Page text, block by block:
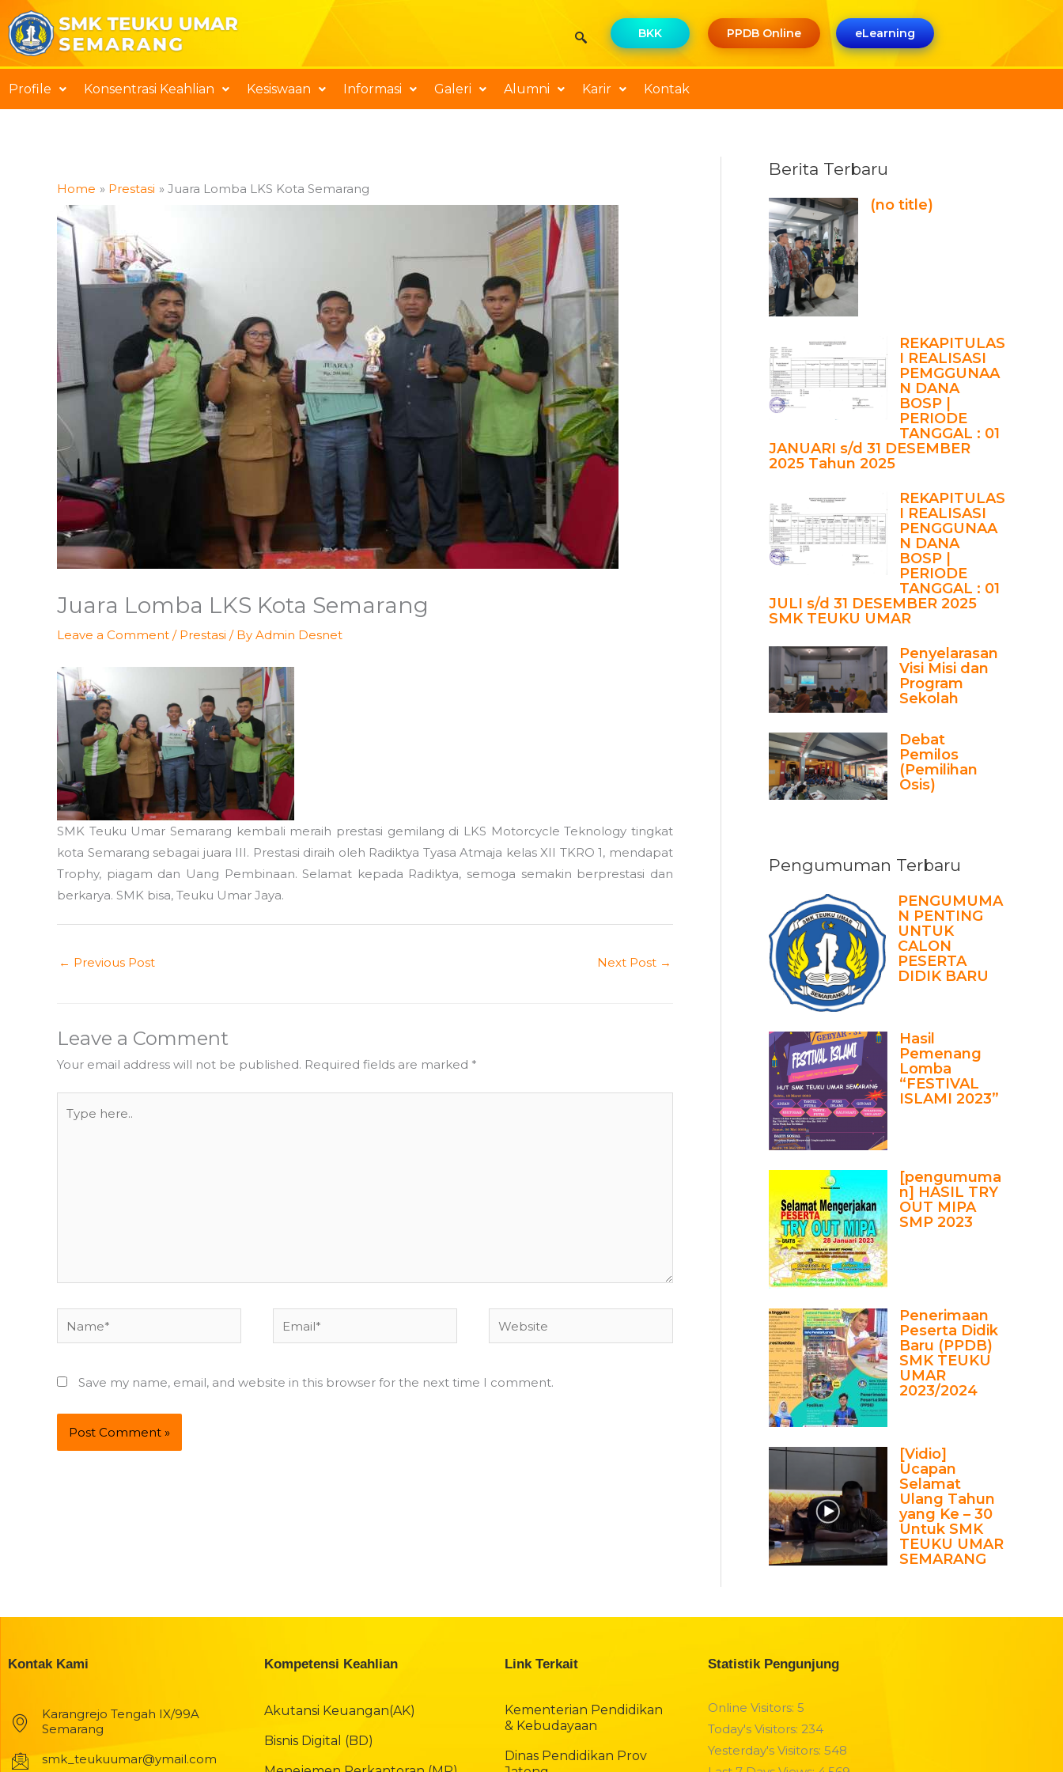
Skip
to
content
BKK PPDB Online eLearning
Profile Konsentrasi Keahlian Kesiswaan Informasi Galeri Alumni Karir Kontak
Home Prestasi Juara Lomba LKS Kota Semarang
Juara Lomba LKS Kota Semarang
Leave a Comment / Prestasi / By Admin Desnet
SMK Teuku Umar Semarang kembali meraih prestasi gemilang di LKS Motorcycle Teknology tingkat
kota Semarang sebagai juara III. Prestasi diraih oleh Radiktya Tyasa Atmaja kelas XII TKRO 1, mendapat
Trophy, piagam dan Uang Pembinaan. Selamat kepada Radiktya, semoga semakin berprestasi dan
berkarya. SMK bisa, Teuku Umar Jaya.
← Previous Post Next Post →
Leave a Comment
Your email address will not be published. Required fields are marked *
here..
Name* Email* Website
Save my name, email, and website in this browser for the next time I comment.
Berita Terbaru
(no title)
REKAPITULAS
I REALISASI
PEMGGUNAA
N DANA
BOSP |
PERIODE
TANGGAL : 01
JANUARI s/d 31 DESEMBER
2025 Tahun 2025
REKAPITULAS
I REALISASI
PENGGUNAA
N DANA
BOSP |
PERIODE
TANGGAL : 01
JULI s/d 31 DESEMBER 2025
SMK TEUKU UMAR
Penyelarasan
Visi Misi dan
Program
Sekolah
Debat
Pemilos
(Pemilihan
Osis)
Pengumuman Terbaru
PENGUMUMA
N PENTING
UNTUK
CALON
PESERTA
DIDIK BARU
Hasil
Pemenang
Lomba
“FESTIVAL
ISLAMI 2023”
[pengumuma
n] HASIL TRY
OUT MIPA
SMP 2023
Penerimaan
Peserta Didik
Baru (PPDB)
SMK TEUKU
UMAR
2023/2024
[Vidio]
Ucapan
Selamat
Ulang Tahun
yang Ke – 30
Untuk SMK
TEUKU UMAR
SEMARANG
Kontak Kami
Karangrejo Tengah IX/99A
Semarang
smk_teukuumar@ymail.com
Kompetensi Keahlian
Akutansi Keuangan(AK)
Bisnis Digital (BD)
Link Terkait
Kementerian Pendidikan
& Kebudayaan
Dinas Pendidikan Prov
Statistik Pengunjung
Online Visitors:5
Today's Visitors: 234
Yesterday's Visitors:548